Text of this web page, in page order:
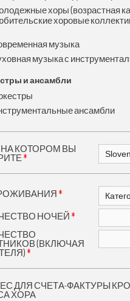
хоры (возрастная
хоровые
музыка
музыка с
и ансамбли
ансамбли
НА КОТОРОМ ВЫ
*
*
НОЧЕЙ *
(ВКЛЮЧАЯ
*
ДЛЯ СЧЕТА-ФАКТУРЫ
ХОРА